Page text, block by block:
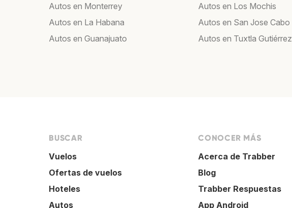
Autos en Monterrey
Autos en La Habana
Autos en Guanajuato
Autos en Los Mochis
Autos en San Jose Cabo
Autos en Tuxtla Gutiérrez
BUSCAR
Vuelos
Ofertas de vuelos
Hoteles
Autos
CONOCER MÁS
Acerca de Trabber
Blog
Trabber Respuestas
App Android